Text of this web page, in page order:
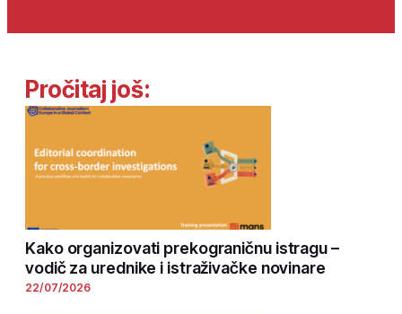
Pročitaj još:
Kako organizovati prekograničnu istragu –
vodič za urednike i istraživačke novinare
22/07/2026